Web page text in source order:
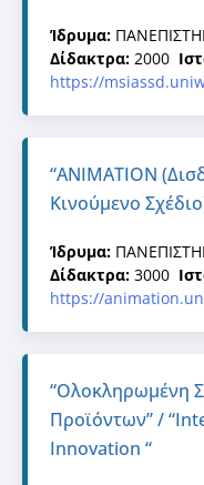
Ίδρυμα:
Δίδακτρα: 2000
https://
“ANIMATION
Κινούμενο
Ίδρυμα:
Δίδακτρα: 3000
https://
“Ολοκληρωμένη
Προϊόντων” /
Innovation “